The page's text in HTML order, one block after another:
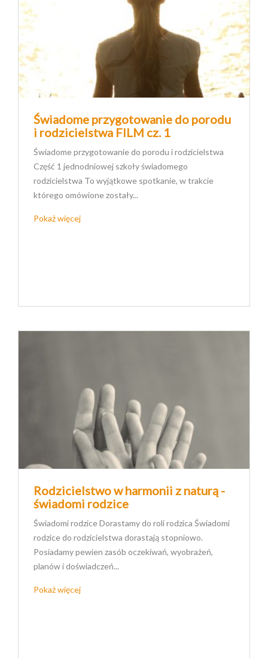
Świadome przygotowanie do porodu
i rodzicielstwa FILM cz. 1
Świadome przygotowanie do porodu i rodzicielstwa
Część 1 jednodniowej szkoły świadomego
rodzicielstwa To wyjątkowe spotkanie, w trakcie
którego omówione zostały...
Pokaż więcej
Rodzicielstwo w harmonii z naturą -
świadomi rodzice
Świadomi rodzice Dorastamy do roli rodzica Świadomi
rodzice do rodzicielstwa dorastają stopniowo.
Posiadamy pewien zasób oczekiwań, wyobrażeń,
planów i doświadczeń...
Pokaż więcej